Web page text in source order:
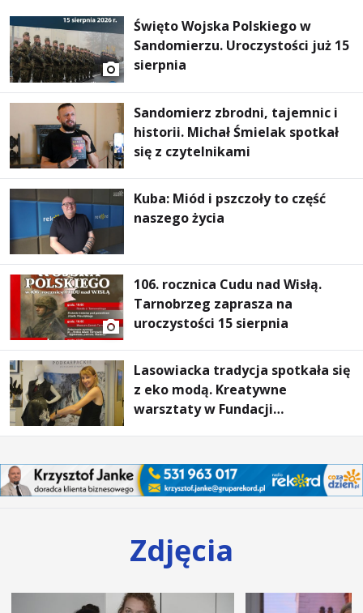
Święto Wojska Polskiego w
Sandomierzu. Uroczystości już 15
sierpnia
Sandomierz zbrodni, tajemnic i
historii. Michał Śmielak spotkał
się z czytelnikami
Kuba: Miód i pszczoły to część
naszego życia
106. rocznica Cudu nad Wisłą.
Tarnobrzeg zaprasza na
uroczystości 15 sierpnia
Lasowiacka tradycja spotkała się
z eko modą. Kreatywne
warsztaty w Fundacji
Zdjęcia